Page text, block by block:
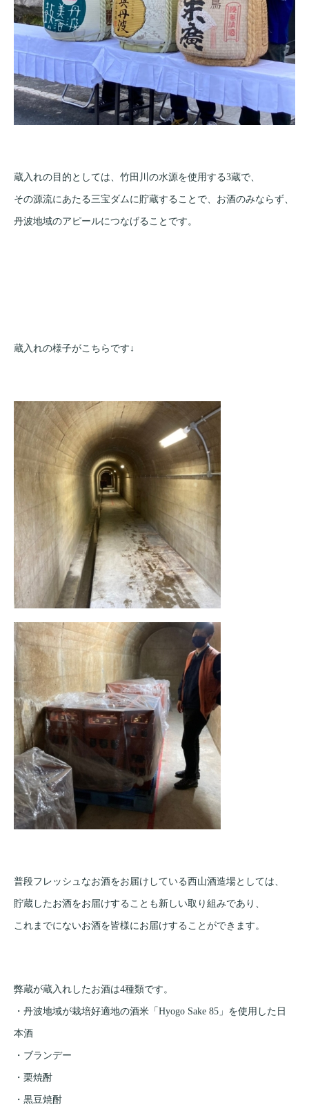
蔵入れの目的としては、竹田川の水源を使用する3蔵で、
その源流にあたる三宝ダムに貯蔵することで、お酒のみならず、
丹波地域のアピールにつなげることです。
蔵入れの様子がこちらです↓
普段フレッシュなお酒をお届けしている西山酒造場としては、
貯蔵したお酒をお届けすることも新しい取り組みであり、
これまでにないお酒を皆様にお届けすることができます。
弊蔵が蔵入れしたお酒は4種類です。
・丹波地域が栽培好適地の酒米「Hyogo Sake 85」を使用した日
本酒
・ブランデー
・栗焼酎
・黒豆焼酎